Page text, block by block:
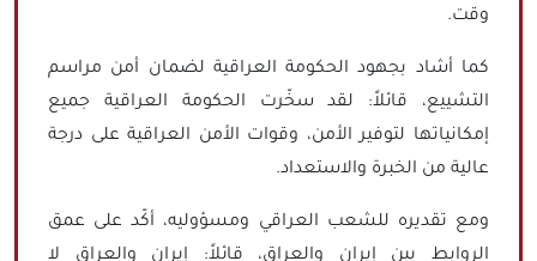
وقت.
كما أشاد بجهود الحكومة العراقية لضمان أمن مراسم
التشييع، قائلاً: لقد سخّرت الحكومة العراقية جميع
إمكانياتها لتوفير الأمن، وقوات الأمن العراقية على درجة
عالية من الخبرة والاستعداد.
ومع تقديره للشعب العراقي ومسؤوليه، أكّد على عمق
الروابط بين إيران والعراق، قائلاً: إيران والعراق لا